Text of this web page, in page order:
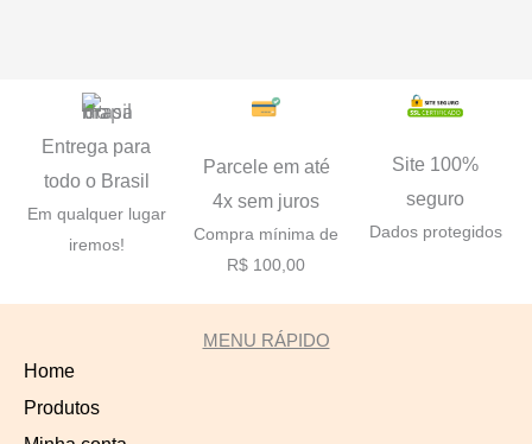
Entrega para
todo o Brasil
Em qualquer lugar
iremos!
Parcele em até
4x sem juros
Compra mínima de
R$ 100,00
Site 100%
seguro
Dados protegidos
MENU RÁPIDO
Home
Produtos